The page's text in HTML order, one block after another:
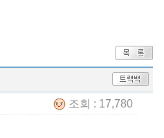
조회 : 17,780